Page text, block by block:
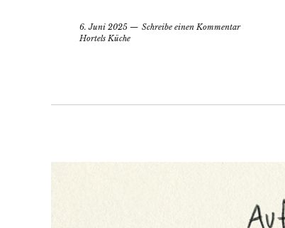
6. Juni 2025
Schreibe einen Kommentar
Hortels Küche